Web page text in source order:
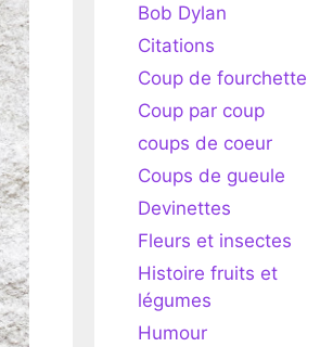
Bob Dylan
Citations
Coup de fourchette
Coup par coup
coups de coeur
Coups de gueule
Devinettes
Fleurs et insectes
Histoire fruits et
légumes
Humour